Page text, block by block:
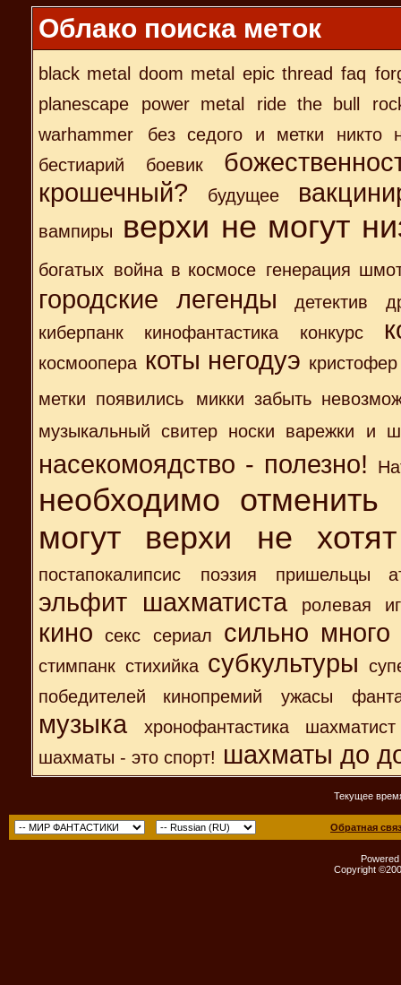
Облако поиска меток
black metal doom metal epic thread faq
planescape
power metal ride the bull
warhammer
без седого и метки никто
бестиарий
боевик
крошечный?
будущее
вампиры верхи не могут
богатых война в космосе генерация
городские легенды детектив
киберпанк
кинофантастика конкурс
космоопера коты негодуэ
метки появились
микки забыть
музыкальный свитер носки варежки и
насекомоядство - полезно!
необходимо отменить
могут верхи не хотят
постапокалипсис поэзия пришельцы
эльфит шахматиста ролевая
кино секс сериал сильно
стимпанк стихийка субкультуры
победителей кинопремий
ужасы
музыка хронофантастика
шахматы - это спорт! шахматы до
Текущее
Обратная
Copyright